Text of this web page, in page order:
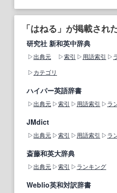
「はねる」が掲載され
研究社 新和英中辞典
出典元 索引 用語索引
カテゴリ
ハイパー英語辞書
出典元 索引 用語索引 ラ
JMdict
出典元 索引 用語索引 ラ
斎藤和英大辞典
出典元 索引 ランキング
Weblio英和対訳辞書